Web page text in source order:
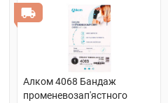
Алком 4068 Бандаж
променевозап'ястного